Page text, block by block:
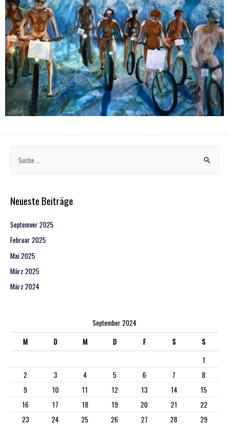
Neueste Beiträge
Septemver 2025
Februar 2025
Mai 2025
März 2025
März 2024
September 2024
M
D M D F S
S
1
2
3 4 5 6 7
8
9
10 11 12 13 14
15
16
17 18 19 20 21
22
23
24 25 26 27 28
29